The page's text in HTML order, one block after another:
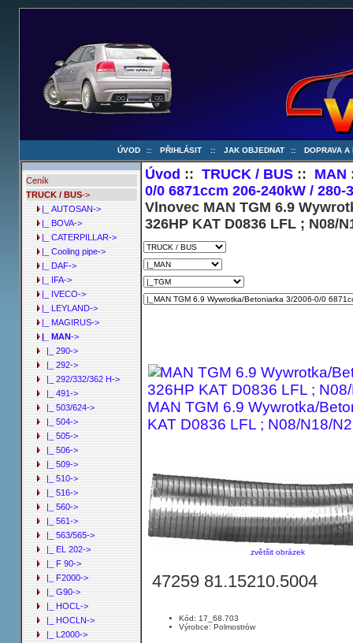
ÚVOD :: PŘIHLÁSIT :: JAK OBJEDNAT :: DOPRAVA A
Ceník
TRUCK / BUS->
|_ AUTOSAN->
|_ BOVA->
|_ CATERPILLAR->
|_ Cooling pipe->
|_ DAF->
|_ IFA->
|_ IVECO->
|_ LEYLAND->
|_ MAGIRUS->
|_ MAN->
|_ 290->
|_ 292->
|_ 292/332/362 H->
|_ 491->
|_ 503/624->
|_ 504->
|_ 505->
|_ 506->
|_ 509->
|_ 510->
|_ 516->
|_ 560->
|_ 561->
|_ 563/565->
|_ EL 202->
|_ F 90->
|_ F2000->
|_ G90->
|_ HOCL->
|_ HOCLN->
|_ L2000->
Úvod ::TRUCK / BUS :: MAN
0/0 6871ccm 206-240kW / 280-
Vlnovec MAN TGM 6.9
326HP KAT D0836 LFL ; N08/
MAN TGM 6.9 Wywrotka/
KAT D0836 LFL ; N08/N18/
zvětšit obrázek
47259 81.15210.5004
Kód: 17_68.703
Výrobce: Polmostrów